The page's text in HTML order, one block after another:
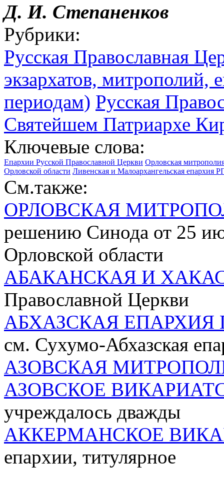
Д. И. Степаненков
Рубрики:
Русская Православная
экзархатов, митрополий,
периодам) Русская
Святейшем Патриархе
Ключевые слова:
Епархии Русской Православной Церкви Орловская
Орловской области Ливенская и Малоархангельская епархия
См.также:
ОРЛОВСКАЯ
решению Синода от 25
Орловской области
АБАКАНСКАЯ И
Православной Церкви
АБХАЗСКАЯ ЕПАРХИЯ
см. Сухумо-Абхазская
АЗОВСКАЯ
АЗОВСКОЕ
учреждалось дважды
АККЕРМАНСКОЕ
епархии, титулярное